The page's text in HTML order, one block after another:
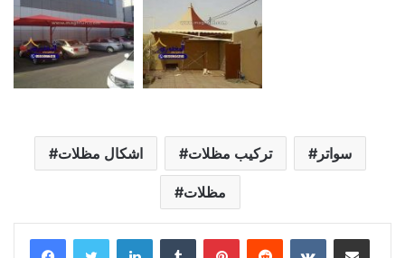
اشكال مظلات تركيب مظلات سواتر
مظلات
LinkedInTumblr PinterestReddit VKontakteShare via Email